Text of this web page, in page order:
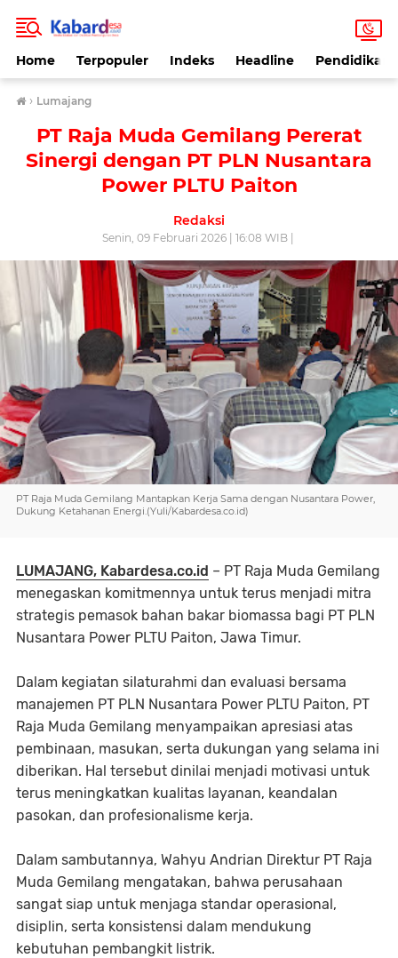
Home Terpopuler Indeks Headline Pendidikan
› Lumajang
PT Raja Muda Gemilang Pererat
Sinergi dengan PT PLN Nusantara
Power PLTU Paiton
Redaksi
Senin, 09 Februari 2026 | 16:08 WIB |
PT Raja Muda Gemilang Mantapkan Kerja Sama dengan Nusantara Power,
Dukung Ketahanan Energi.(Yuli/Kabardesa.co.id)
LUMAJANG, Kabardesa.co.id – PT Raja Muda Gemilang
menegaskan komitmennya untuk terus menjadi mitra
strategis pemasok bahan bakar biomassa bagi PT PLN
Nusantara Power PLTU Paiton, Jawa Timur.
Dalam kegiatan silaturahmi dan evaluasi bersama
manajemen PT PLN Nusantara Power PLTU Paiton, PT
Raja Muda Gemilang menyampaikan apresiasi atas
pembinaan, masukan, serta dukungan yang selama ini
diberikan. Hal tersebut dinilai menjadi motivasi untuk
terus meningkatkan kualitas layanan, keandalan
pasokan, dan profesionalisme kerja.
Dalam sambutannya, Wahyu Andrian Direktur PT Raja
Muda Gemilang mengatakan, bahwa perusahaan
sangat siap untuk menjaga standar operasional,
disiplin, serta konsistensi dalam mendukung
kebutuhan pembangkit listrik.